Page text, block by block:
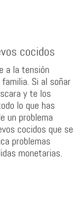
cocidos
a la tensión
Si al soñar
y te los
lo que has
un problema
cocidos que se
problemas
monetarias.